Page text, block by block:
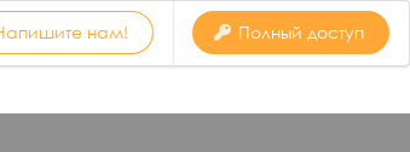
нам! Полный доступ